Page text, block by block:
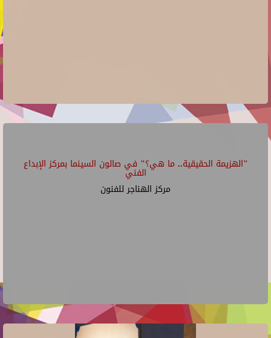
"الهزيمة الحقيقية.. ما هي؟" في صالون السينما بمركز الإبداع
الفني
مركز الهناجر للفنون